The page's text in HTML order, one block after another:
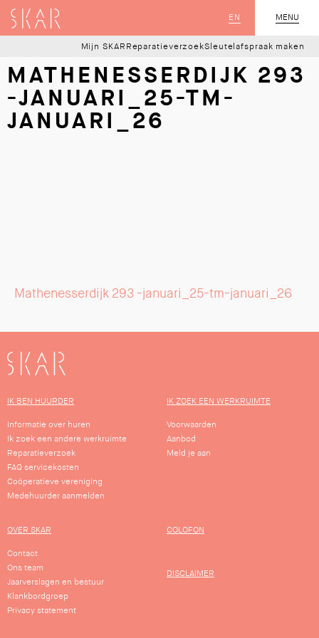
MENU
SLUIT
EN
SKAR
Mijn SKAR ReparatieverzoekSleutelafspraak maken
MATHENESSERDIJK 293
-JANUARI_25-TM-
JANUARI_26
Mathenesserdijk 293 -januari_25-tm-januari_26
SKAR
IK BEN HUURDER
Informatie over huren
Ik zoek een andere werkruimte
Reparatieverzoek
FAQ servicekosten
Coöperatieve vereniging
Medehuurder aanmelden
IK ZOEK EEN WERKRUIMTE
Voorwaarden
Aanbod
Meld je aan
OVER SKAR
Contact
Ons team
Jaarverslagen en bestuur
Klankbordgroep
Privacy statement
COLOFON
DISCLAIMER